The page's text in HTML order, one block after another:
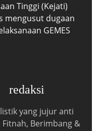
Tinggi (Kejati)
mengusut dugaan
GEMES
redaksi
yang jujur anti
Fitnah, Berimbang &